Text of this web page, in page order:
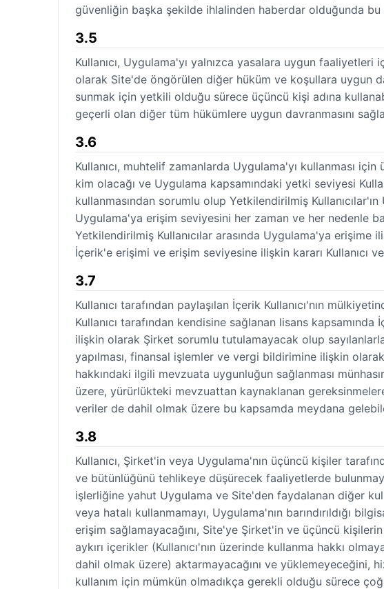
güvenliğin başka şekilde ihlalinden haberdar olduğunda
3.5
Kullanıcı, Uygulama'yı yalnızca yasalara uygun
olarak Site'de öngörülen diğer hüküm ve koşullara uygun
sunmak için yetkili olduğu sürece üçüncü kişi adına
geçerli olan diğer tüm hükümlere uygun davranmasını
3.6
Kullanıcı, muhtelif zamanlarda Uygulama'yı kullanması
kim olacağı ve Uygulama kapsamındaki yetki seviyesi
kullanmasından sorumlu olup Yetkilendirilmiş
Uygulama'ya erişim seviyesini her zaman ve her nedenle
Yetkilendirilmiş Kullanıcılar arasında Uygulama'ya erişime
İçerik'e erişimi ve erişim seviyesine ilişkin kararı Kullanıcı
3.7
Kullanıcı tarafından paylaşılan İçerik Kullanıcı'nın
Kullanıcı tarafından kendisine sağlanan lisans
ilişkin olarak Şirket sorumlu tutulamayacak olup
yapılması, finansal işlemler ve vergi bildirimine ilişkin
hakkındaki ilgili mevzuata uygunluğun sağlanması
üzere, yürürlükteki mevzuattan kaynaklanan
veriler de dahil olmak üzere bu kapsamda meydana
3.8
Kullanıcı, Şirket'in veya Uygulama'nın üçüncü kişiler
ve bütünlüğünü tehlikeye düşürecek faaliyetlerde
işlerliğine yahut Uygulama ve Site'den faydalanan diğer
veya hatalı kullanmamayı, Uygulama'nın barındırıldığı
erişim sağlamayacağını, Site'ye Şirket'in ve üçüncü
aykırı içerikler (Kullanıcı'nın üzerinde kullanma hakkı
dahil olmak üzere) aktarmayacağını ve yüklemeyeceğini,
kullanım için mümkün olmadıkça gerekli olduğu sürece